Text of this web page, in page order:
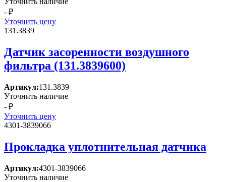
- ₽
Уточнить цену
131.3839
Датчик засоренности воздушного
фильтра (131.3839600)
Артикул:131.3839
Уточнить наличие
- ₽
Уточнить цену
4301-3839066
Прокладка уплотнительная датчика
Артикул:4301-3839066
Уточнить наличие